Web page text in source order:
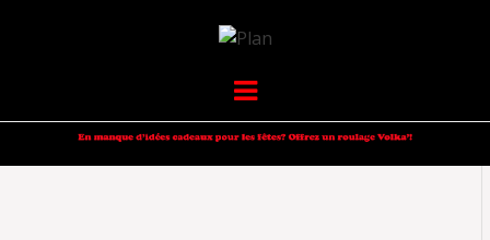
VOLKANIK-
ENDURANCE
Menu